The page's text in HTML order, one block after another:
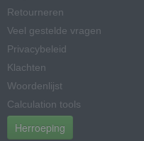
Retourneren
Veel gestelde vragen
Privacybeleid
Klachten
Woordenlijst
Calculation tools
Herroeping